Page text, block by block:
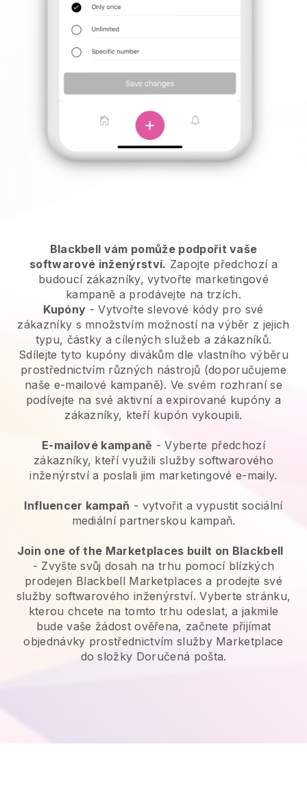
Blackbell vám pomůže podpořit vaše
softwarové inženýrství. Zapojte předchozí a
budoucí zákazníky, vytvořte marketingové
kampaně a prodávejte na trzích.
Kupóny - Vytvořte slevové kódy pro své
zákazníky s množstvím možností na výběr z jejich
typu, částky a cílených služeb a zákazníků.
Sdílejte tyto kupóny divákům dle vlastního výběru
prostřednictvím různých nástrojů (doporučujeme
naše e-mailové kampaně). Ve svém rozhraní se
podívejte na své aktivní a expirované kupóny a
zákazníky, kteří kupón vykoupili.
E-mailové kampaně -Vyberte předchozí
zákazníky, kteří využili služby softwarového
inženýrství a poslali jim marketingové e-maily.
Influencer kampaň - vytvořit a vypustit sociální
mediální partnerskou kampaň.
Join one of the Marketplaces built on Blackbell
- Zvyšte svůj dosah na trhu pomocí blízkých
prodejen Blackbell Marketplaces a prodejte své
služby softwarového inženýrství. Vyberte stránku,
kterou chcete na tomto trhu odeslat, a jakmile
bude vaše žádost ověřena, začnete přijímat
objednávky prostřednictvím služby Marketplace
do složky Doručená pošta.